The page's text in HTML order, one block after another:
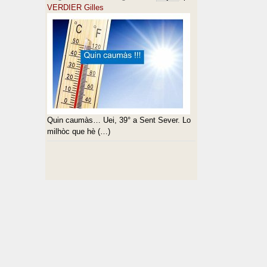
VERDIER Gilles
Quin caumàs… Uei, 39° a Sent Sever. Lo
milhòc que hè (…)